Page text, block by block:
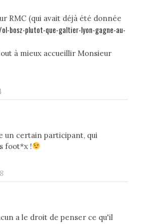
RMC (qui avait déjà été donnée
bosz-plutot-que-galtier-lyon-gagne-au-
à mieux accueillir Monsieur
un certain participant, qui
foot*x !
a le droit de penser ce qu'il